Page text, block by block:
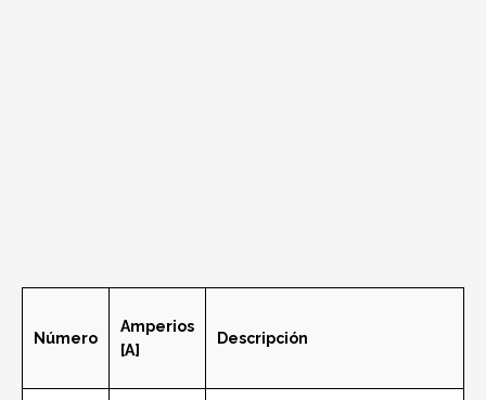
Número
Amperios
[A]
Descripción